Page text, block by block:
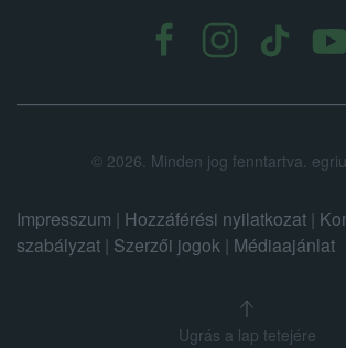
© 2026. Minden jog fenntartva.
Impresszum | Hozzáférési nyilatkozat |
szabályzat | Szerzői jogok | Médiaajánlat
Ugrás a lap tetejére